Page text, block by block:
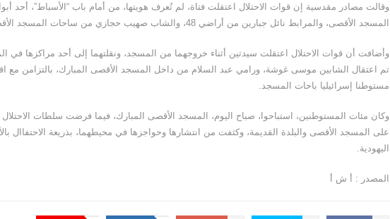
وقالت مصادر مقدسية إن قوات الاحتلال اعتقلت فتاة، لم تُعرف هويتها، من أمام باب “الأسباط”، أحد
المسجد الأقصى، والمرابط نائل جبارين من أراضي 48، والشاب صهيب حجازي من ساحات المسجد الأقصى.
وأضافت أن قوات الاحتلال اعتقلت سيدتين أثناء خروجهما من المسجد، ونقلتهما إلى أحد مراكزها في
مستوطنا إسرائيليا باحات المسجد.
وكان مئات المستوطنين، استباحوا، صباح اليوم، المسجد الأقصى المبارك، فيما فرضت سلطات
على المسجد الأقصى والبلدة القديمة، وكثفت من انتشارها وحواجزها في محيطهما، بذريعة الاحتفاال
اليهودية.
المصدر : أ ش أ